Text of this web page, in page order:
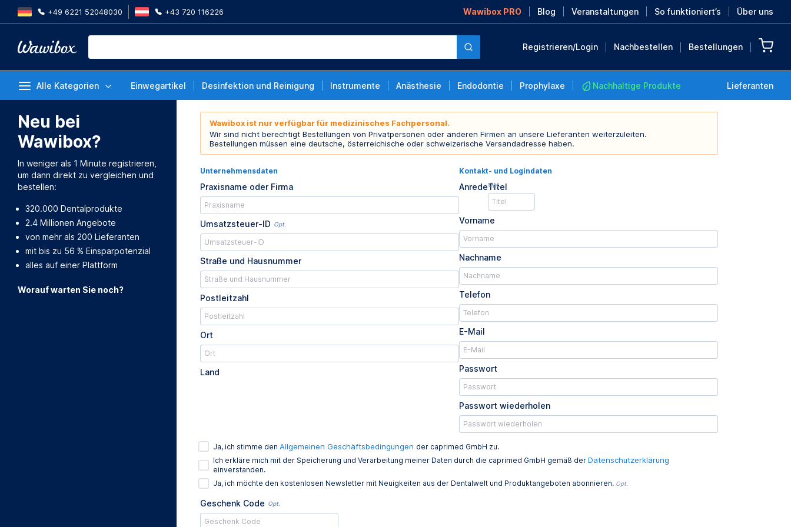
+49 6221 52048030 +43 720 116226 Wawibox PRO Blog Veranstaltungen So funktioniert’s Über uns
Registrieren/Login Nachbestellen Bestellungen
Alle Kategorien Einwegartikel Desinfektion und Reinigung Instrumente Anästhesie Endodontie Prophylaxe Nachhaltige Produkte Lieferanten
MEHR ENTDECKEN
Neu bei
Wawibox?
In weniger als 1 Minute registrieren,
um dann direkt zu vergleichen und
bestellen:
320.000 Dentalprodukte
2.4 Millionen Angebote
von mehr als 200 Lieferanten
mit bis zu 56 % Einsparpotenzial
alles auf einer Plattform
Worauf warten Sie noch?
Wawibox ist nur verfügbar für medizinisches Fachpersonal.
Wir sind nicht berechtigt Bestellungen von Privatpersonen oder anderen Firmen an unsere Lieferanten weiterzuleiten.
Bestellungen müssen eine deutsche, österreichische oder schweizerische Versandadresse haben.
Unternehmensdaten
Praxisname oder Firma
Umsatzsteuer-ID Opt.
Straße und Hausnummer
Postleitzahl
Ort
Land
Kontakt- und Logindaten
AnredeTitel
Opt.
Vorname
Nachname
Telefon
E-Mail
Passwort
Passwort wiederholen
Ja, ich stimme den Allgemeinen Geschäftsbedingungen der caprimed GmbH zu.
Ich erkläre mich mit der Speicherung und Verarbeitung meiner Daten durch die caprimed GmbH gemäß der Datenschutzerklärung
einverstanden.
Ja, ich möchte den kostenlosen Newsletter mit Neuigkeiten aus der Dentalwelt und Produktangeboten abonnieren. Opt.
Geschenk Code Opt.